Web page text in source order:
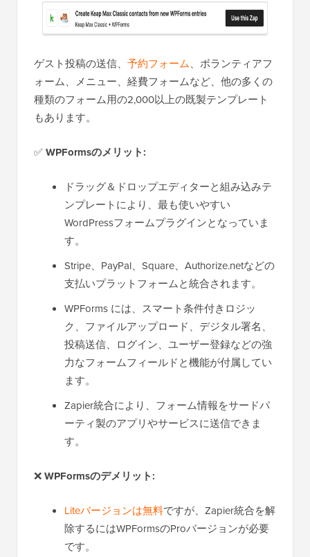
ゲスト投稿の送信、 予約フォーム、ボランティアフ
ォーム、メニュー、経費フォームなど、他の多くの
種類のフォーム用の2,000以上の既製テンプレート
もあります。
✅WPFormsのメリット:
ドラッグ＆ドロップエディターと組み込みテ
ンプレートにより、最も使いやすい
WordPressフォームプラグインとなっていま
す。
Stripe、PayPal、Square、Authorize.netなどの
支払いプラットフォームと統合されます。
WPForms には、スマート条件付きロジッ
ク、ファイルアップロード、デジタル署名、
投稿送信、ログイン、ユーザー登録などの強
力なフォームフィールドと機能が付属してい
ます。
Zapier統合により、フォーム情報をサードパ
ーティ製のアプリやサービスに送信できま
す。
❌WPFormsのデメリット:
Liteバージョンは無料ですが、Zapier統合を解
除するにはWPFormsのProバージョンが必要
です。